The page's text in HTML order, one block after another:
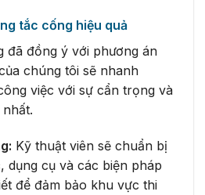
tắc cống hiệu quả
đã đồng ý với phương án
chúng tôi sẽ nhanh
việc với sự cẩn trọng và
Kỹ thuật viên sẽ chuẩn bị
dụng cụ và các biện pháp
để đảm bảo khu vực thi